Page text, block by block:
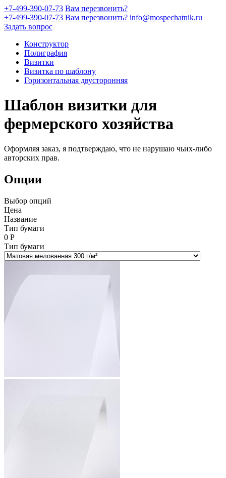
+7-499-390-07-73 Вам перезвонить?
+7-499-390-07-73 Вам перезвонить? info@mospechatnik.ru
Задать вопрос
Конструктор
Полиграфия
Визитки
Визитка по шаблону
Горизонтальная двусторонняя
Шаблон визитки для
фермерского хозяйства
Оформляя заказ, я подтверждаю, что не нарушаю чьих-либо
авторских прав.
Опции
Выбор опций
Цена
Название
Тип бумаги
0 Р
Тип бумаги